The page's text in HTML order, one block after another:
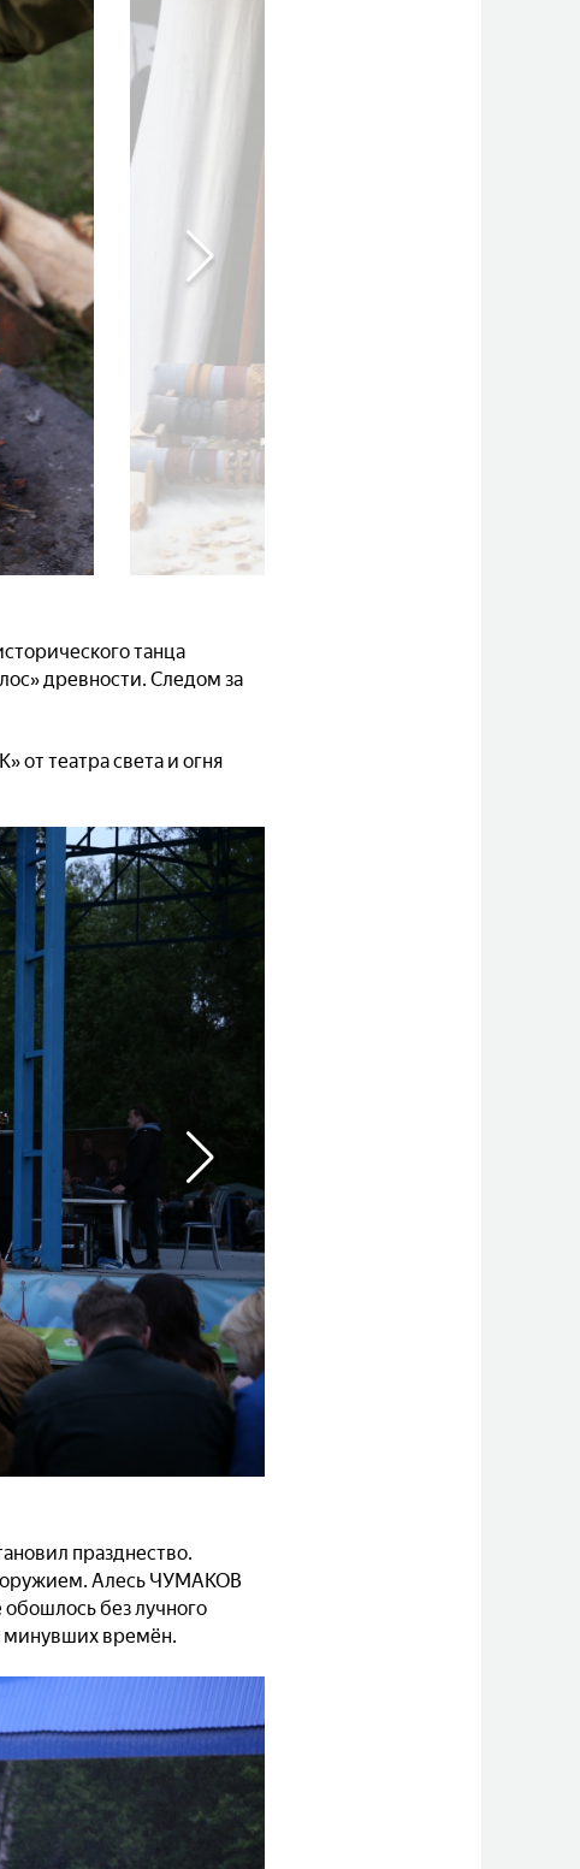
танца
древности. Следом за
от театра света и огня
празднество.
оружием. Алесь ЧУМАКОВ
без лучного
минувших времён.